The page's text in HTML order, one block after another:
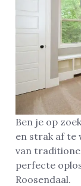
Ben je op
en strak af te
van
perfecte
Roosendaal.